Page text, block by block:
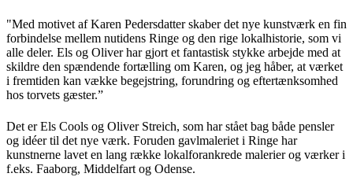
"Med motivet af Karen Pedersdatter skaber det nye kunstværk en fin
forbindelse mellem nutidens Ringe og den rige lokalhistorie, som vi
alle deler. Els og Oliver har gjort et fantastisk stykke arbejde med at
skildre den spændende fortælling om Karen, og jeg håber, at værket
i fremtiden kan vække begejstring, forundring og eftertænksomhed
hos torvets gæster.”
Det er Els Cools og Oliver Streich, som har stået bag både pensler
og idéer til det nye værk. Foruden gavlmaleriet i Ringe har
kunstnerne lavet en lang række lokalforankrede malerier og værker i
f.eks. Faaborg, Middelfart og Odense.